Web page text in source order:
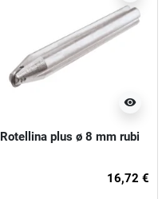
visibility
Rotellina plus ø 8 mm rubi
16,72 €